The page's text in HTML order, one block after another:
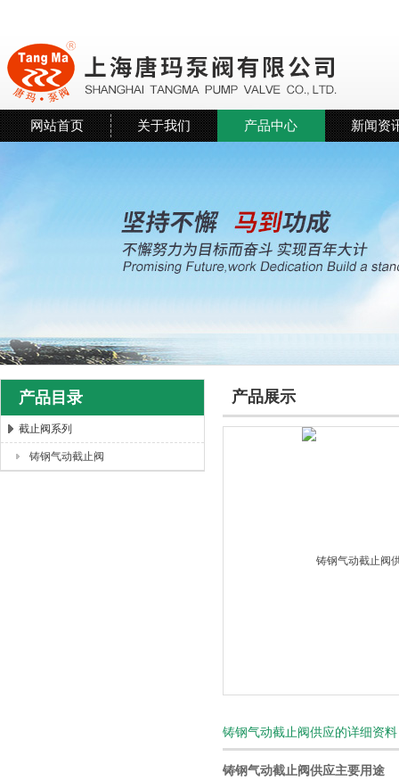
上海唐玛泵阀有限公司
网站首页 关于我们 产品中心 新闻资
产品目录
截止阀系列
铸钢气动截止阀
产品展示
铸钢气动截止阀供应的详细资
铸钢气动截止阀供应主要用途